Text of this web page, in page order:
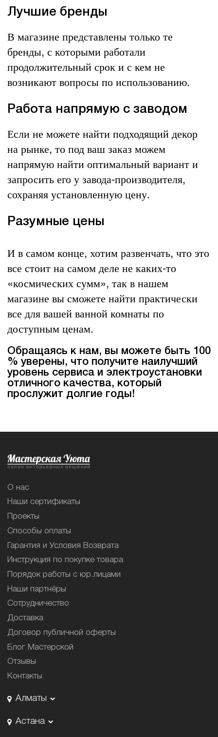
Лучшие бренды
В магазине представлены только те
бренды, с которыми работали
продолжительный срок и с кем не
возникают вопросы по использованию.
Работа напрямую с заводом
Если не можете найти подходящий декор
на рынке, то под ваш заказ можем
напрямую найти оптимальный вариант и
запросить его у завода-производителя,
сохраняя установленную цену.
Разумные цены
И в самом конце, хотим развенчать, что это
все стоит на самом деле не каких-то
«космических сумм», так в нашем
магазине вы сможете найти практически
все для вашей ванной комнаты по
доступным ценам.
Обращаясь к нам, вы можете быть 100
% уверены, что получите наилучший
уровень сервиса и электроустановки
отличного качества, который
прослужит долгие годы!
О нас
Наши сертификаты
Проекты
Способы оплаты
Гарантия и Условия Возврата
Инструкция по покупке товара
Порядок работы с юр.лицами
Наши партнёры
Сотрудничество
Доставка
Договор публичной оферты
Блог Мастерской
Отзывы
Контакты
Алматы
Астана